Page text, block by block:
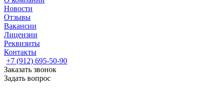
Новости
Отзывы
Вакансии
Лицензии
Реквизиты
Контакты
+7 (912) 695-50-90
Заказать звонок
Задать вопрос